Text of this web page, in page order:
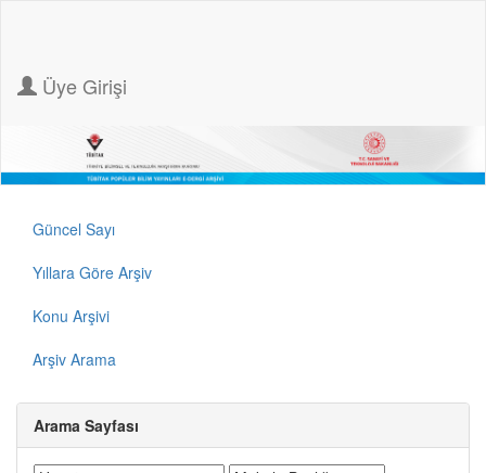
Üye Girişi
Güncel Sayı
Yıllara Göre Arşiv
Konu Arşivi
Arşiv Arama
Arama Sayfası